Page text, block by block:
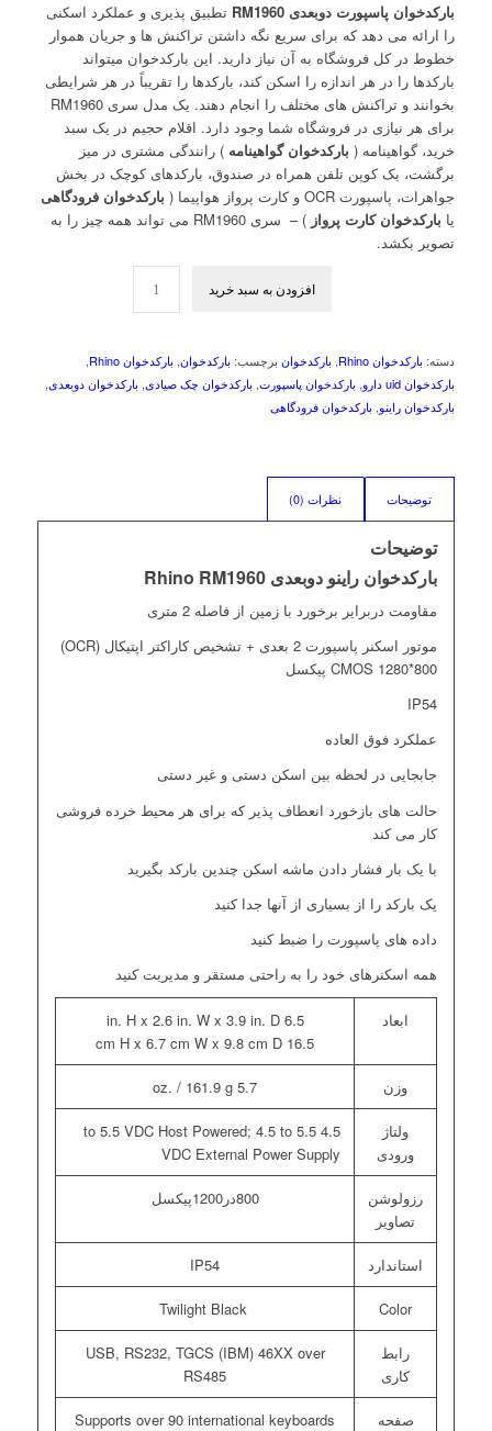
بارکدخوان پاسپورت دوبعدی RM1960
تطبیق پذیری و عملکرد اسکنی
را ارائه می دهد که برای سریع نگه داشتن تراکنش ها و جریان هموار
خطوط در کل فروشگاه به آن نیاز دارید. این بارکدخوان میتواند
بارکدها را در هر اندازه را اسکن کند، بارکدها را تقریباً در هر شرایطی
بخوانند و تراکنش های مختلف را انجام دهند. یک مدل سری RM1960
برای هر نیازی در فروشگاه شما وجود دارد. اقلام حجیم در یک سبد
خرید، گواهینامه ( بارکدخوان گواهینامه ) رانندگی مشتری در میز
برگشت، یک کوپن تلفن همراه در صندوق، بارکدهای کوچک در بخش
جواهرات، پاسپورت OCR و کارت پرواز هواپیما (
بارکدخوان فرودگاهی
یا بارکدخوان کارت پرواز
) – سری RM1960 می تواند همه چیز را به
تصویر بکشد.
افزودن به سبد خرید
دسته: بارکدخوان Rhino , بارکدخوان برچسب: بارکدخوان, بارکدخوان Rhino
,
بارکدخوان uid دارو
, بارکدخوان پاسپورت, بارکدخوان چک صیادی, بارکدخوان دوبعدی,
بارکدخوان راینو, بارکدخوان فرودگاهی
توضیحات نظرات (0)
توضیحات
بارکدخوان راینو دوبعدی Rhino RM1960
مقاومت دربرایر برخورد با زمین از فاصله 2 متری
موتور اسکنر پاسپورت 2 بعدی + تشخیص کاراکتر اپتیکال (OCR)
CMOS 1280*800 پیکسل
IP54
عملکرد فوق العاده
جابجایی در لحظه بین اسکن دستی و غیر دستی
حالت های بازخورد انعطاف پذیر که برای هر محیط خرده فروشی
کار می کند
با یک بار فشار دادن ماشه اسکن چندین بارکد بگیرید
یک بارکد را از بسیاری از آنها جدا کنید
داده های پاسپورت را ضبط کنید
همه اسکنرهای خود را به راحتی مستقر و مدیریت کنید
ابعاد
6.5 in. H x 2.6 in. W x 3.9 in. D
16.5 cm H x 6.7 cm W x 9.8 cm D
وزن 5.7 oz. / 161.9 g
ولتاژ
ورودی
4.5 to 5.5 VDC Host Powered; 4.5 to 5.5
VDC External Power Supply
رزولوشن
تصاویر
800در1200پیکسل
استاندارد IP54
Color
رابط
کاری
USB, RS232, TGCS (IBM) 46XX over
RS485
صفحه Supports over 90 international keyboards